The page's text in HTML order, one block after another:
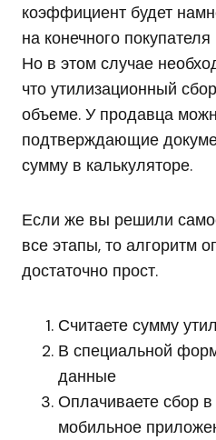
коэффициент будет
на конечного
Но в этом случае
что утилизационный
объеме. У продавца
подтверждающие
сумму в калькуляторе.
Если же вы решили
все этапы, то алгоритм
достаточно прост.
Считаете сумму
В специальной
данные
Оплачиваете сбор в
мобильное